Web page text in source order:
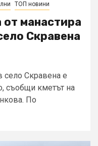
ТОП новини
манастира
Скравена
село Скравена е
съобщи кметът на
По